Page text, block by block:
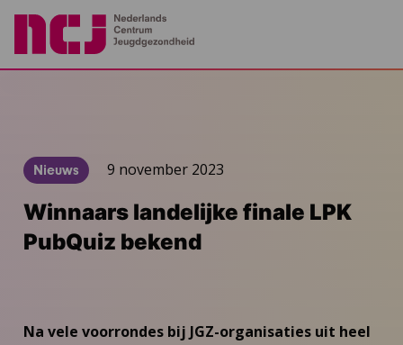
Nieuws 9 november 2023
Winnaars landelijke finale LPK
PubQuiz bekend
Na vele voorrondes bij JGZ-organisaties uit heel